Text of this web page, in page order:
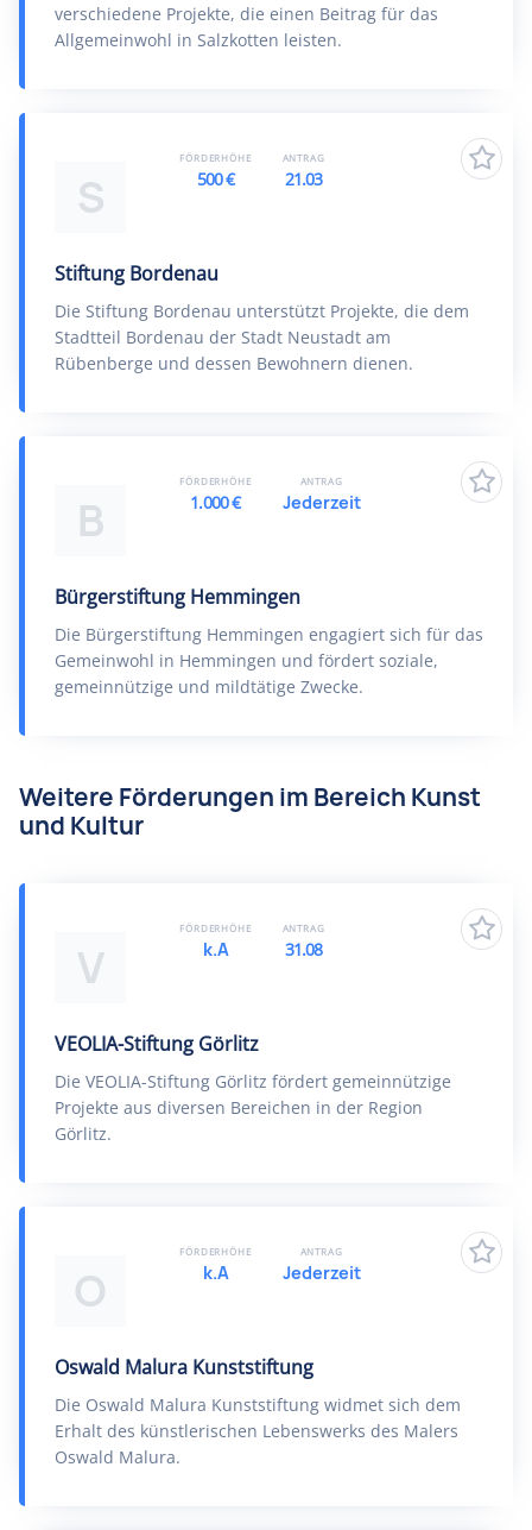
verschiedene Projekte, die einen Beitrag für das
Allgemeinwohl in Salzkotten leisten.
S
Stiftung Bordenau
Die Stiftung Bordenau unterstützt Projekte, die dem
Stadtteil Bordenau der Stadt Neustadt am
Rübenberge und dessen Bewohnern dienen.
FÖRDERHÖHE
500 €
ANTRAG
21.03
B
Bürgerstiftung Hemmingen
Die Bürgerstiftung Hemmingen engagiert sich für das
Gemeinwohl in Hemmingen und fördert soziale,
gemeinnützige und mildtätige Zwecke.
FÖRDERHÖHE
1.000 €
ANTRAG
Jederzeit
Weitere Förderungen im Bereich Kunst
und Kultur
V
VEOLIA-Stiftung Görlitz
Die VEOLIA-Stiftung Görlitz fördert gemeinnützige
Projekte aus diversen Bereichen in der Region
Görlitz.
FÖRDERHÖHE
k.A
ANTRAG
31.08
O
Oswald Malura Kunststiftung
Die Oswald Malura Kunststiftung widmet sich dem
Erhalt des künstlerischen Lebenswerks des Malers
Oswald Malura.
FÖRDERHÖHE
k.A
ANTRAG
Jederzeit